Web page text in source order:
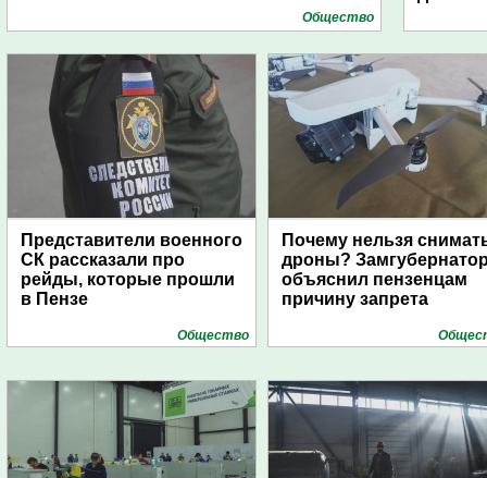
Общество
Представители военного
СК рассказали про
рейды, которые прошли
в Пензе
Общество
Почему нельзя
дроны?
объяснил пензенцам
причину запрета